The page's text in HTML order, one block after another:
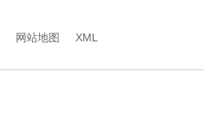
网站地图 XML